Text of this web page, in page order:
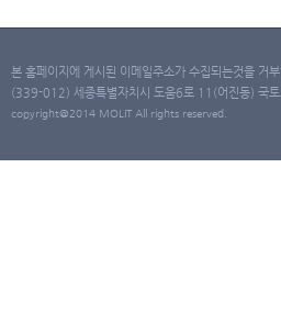
본 홈페이지에 게시된 이메일주소가 수집되는것을 거
(339-012) 세종특별자치시 도움6로 11(어진동)
copyright@2014 MOLIT All rights reserved.